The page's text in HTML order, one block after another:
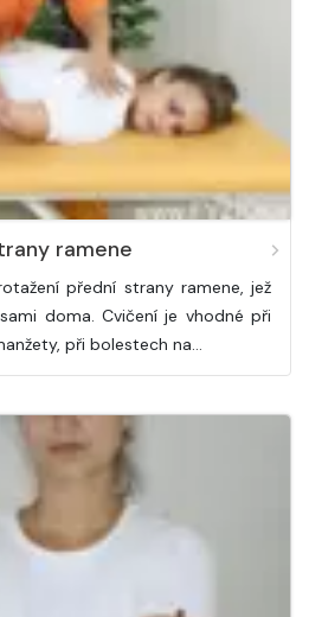
ramene
přední strany ramene, jež
doma. Cvičení je vhodné při
při bolestech na…